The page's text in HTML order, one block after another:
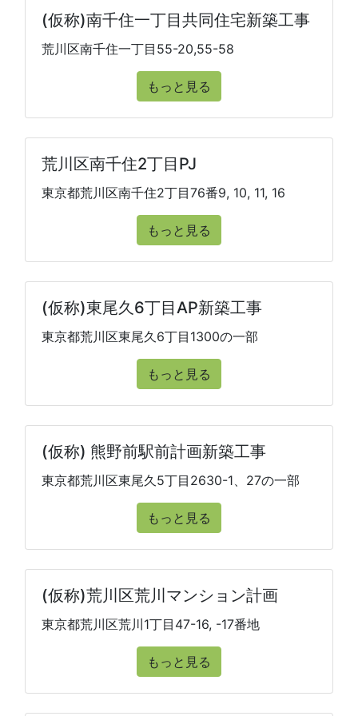
(仮称)南千住一丁目共同住宅新築工事
荒川区南千住一丁目55-20,55-58
もっと見る
荒川区南千住2丁目PJ
東京都荒川区南千住2丁目76番9, 10, 11, 16
もっと見る
(仮称)東尾久6丁目AP新築工事
東京都荒川区東尾久6丁目1300の一部
もっと見る
(仮称) 熊野前駅前計画新築工事
東京都荒川区東尾久5丁目2630-1、27の一部
もっと見る
(仮称)荒川区荒川マンション計画
東京都荒川区荒川1丁目47-16, -17番地
もっと見る